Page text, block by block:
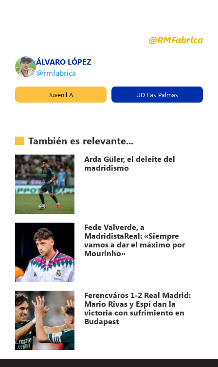
@RMFabrica
ÁLVARO LÓPEZ
@rmfabrica
Juvenil A UD Las Palmas
También es relevante...
Arda Güler, el deleite del
madridismo
Fede Valverde, a
MadridistaReal: «Siempre
vamos a dar el máximo por
Mourinho»
Ferencváros 1-2 Real Madrid:
Mario Rivas y Espí dan la
victoria con sufrimiento en
Budapest